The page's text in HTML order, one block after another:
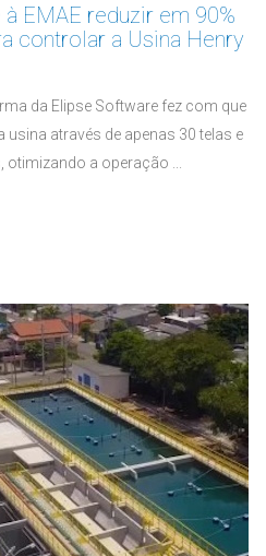
EMAE reduzir em 90%
controlar a Usina Henry
da Elipse Software fez com que
usina através de apenas 30 telas e
a operação ...